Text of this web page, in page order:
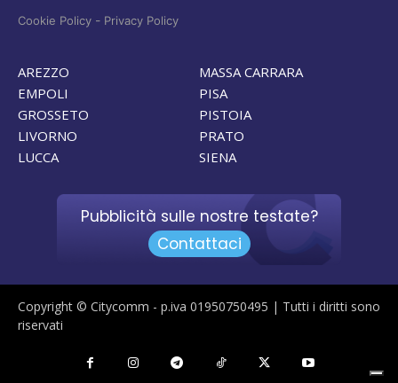
Cookie Policy - Privacy Policy
AREZZO
EMPOLI
GROSSETO
LIVORNO
LUCCA
MASSA CARRARA
PISA
PISTOIA
PRATO
SIENA
Pubblicità sulle nostre testate?
Contattaci
Copyright © Citycomm - p.iva 01950750495 | Tutti i diritti sono
riservati